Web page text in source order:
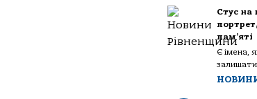
Стус на
пам’яті
Є імена,